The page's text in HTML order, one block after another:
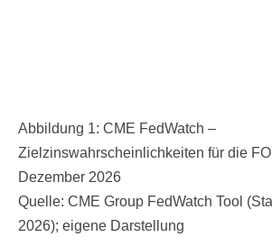
Abbildung 1: CME FedWatch –
Zielzinswahrscheinlichkeiten für die
Dezember 2026
Quelle: CME Group FedWatch Tool
2026); eigene Darstellung